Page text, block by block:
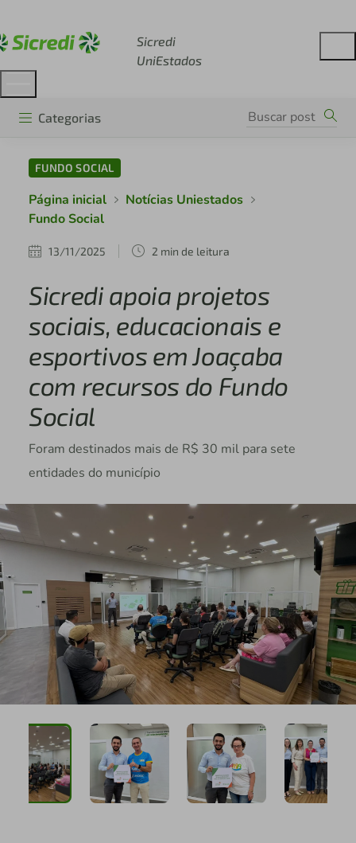
Sicredi
UniEstados
Categorias
FUNDO SOCIAL
Página inicial
Notícias Uniestados
Fundo Social
13/11/2025 2 min de leitura
Sicredi apoia projetos
sociais, educacionais e
esportivos em Joaçaba
com recursos do Fundo
Social
Foram destinados mais de R$ 30 mil para sete
entidades do município